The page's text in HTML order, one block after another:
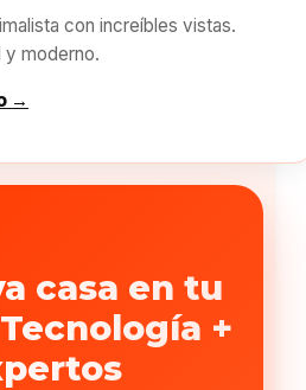
con increíbles vistas.
y moderno.
→
casa en tu
+